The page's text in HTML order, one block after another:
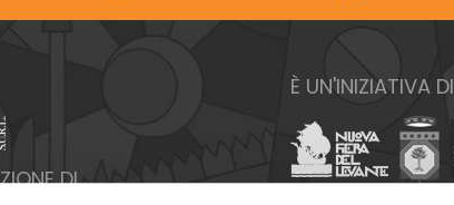
DI
È UN'INIZIATIVA DI